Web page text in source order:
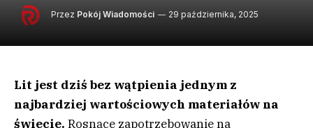
Przez Pokój Wiadomości 29 października, 2025
Lit jest dziś bez wątpienia jednym z
najbardziej wartościowych materiałów na
świecie. Rosnące zapotrzebowanie na